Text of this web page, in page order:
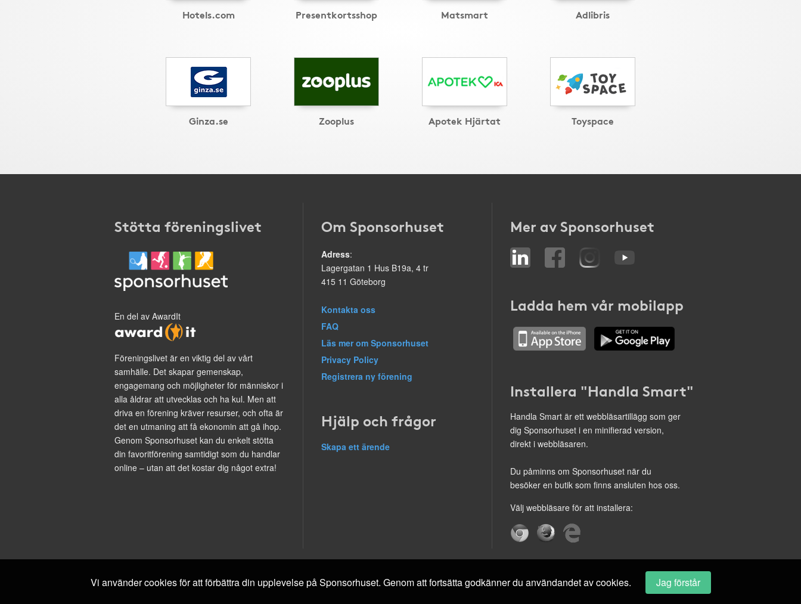
Hotels.com Presentkortsshop Matsmart Adlibris
Ginza.se Zooplus Apotek Hjärtat Toyspace
Stötta föreningslivet
En del av AwardIt
Föreningslivet är en viktig del av vårt
samhälle. Det skapar gemenskap,
engagemang och möjligheter för människor i
alla åldrar att utvecklas och ha kul. Men att
driva en förening kräver resurser, och ofta är
det en utmaning att få ekonomin att gå ihop.
Genom Sponsorhuset kan du enkelt stötta
din favoritförening samtidigt som du handlar
online – utan att det kostar dig något extra!
Om Sponsorhuset
Adress:
Lagergatan 1 Hus B19a, 4 tr
415 11 Göteborg
Kontakta oss
FAQ
Läs mer om Sponsorhuset
Privacy Policy
Registrera ny förening
Hjälp och frågor
Skapa ett ärende
Mer av Sponsorhuset
Ladda hem vår mobilapp
Installera "Handla Smart"
Handla Smart är ett webbläsartillägg som ger
dig Sponsorhuset i en minifierad version,
direkt i webbläsaren.
Du påminns om Sponsorhuset när du
besöker en butik som finns ansluten hos oss.
Välj webbläsare för att installera:
Vi använder cookies för att förbättra din upplevelse på Sponsorhuset. Genom att fortsätta godkänner du användandet av cookies. Jag förstår